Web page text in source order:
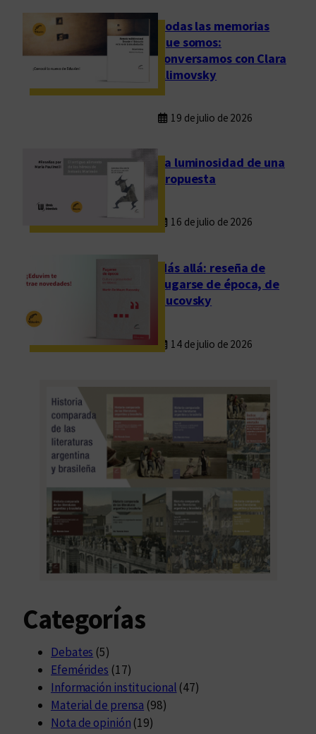
p
i
e
Todas las memorias
que somos:
conversamos con Clara
Klimovsky
19 de julio de 2026
La luminosidad de una
propuesta
16 de julio de 2026
Más allá: reseña de
Fugarse de época, de
Rucovsky
14 de julio de 2026
Categorías
Debates (5)
Efemérides (17)
Información institucional (47)
Material de prensa (98)
Nota de opinión (19)